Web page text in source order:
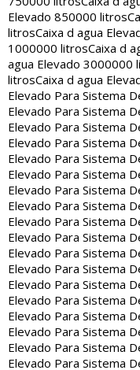
Elevado 850000 litros
litrosCaixa d agua
1000000 litrosCaixa d
agua Elevado 3000000
litrosCaixa d agua
Elevado Para Sistema
Elevado Para Sistema
Elevado Para Sistema
Elevado Para Sistema
Elevado Para Sistema
Elevado Para Sistema
Elevado Para Sistema
Elevado Para Sistema
Elevado Para Sistema
Elevado Para Sistema
Elevado Para Sistema
Elevado Para Sistema
Elevado Para Sistema
Elevado Para Sistema
Elevado Para Sistema
Elevado Para Sistema
Elevado Para Sistema
Elevado Para Sistema